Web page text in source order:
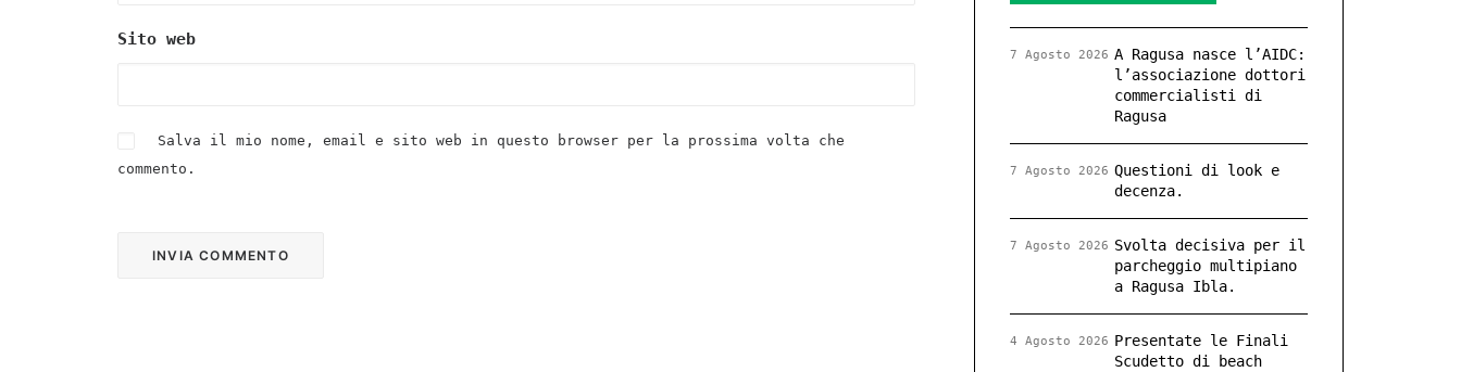
Sito web
Salva il mio nome, email e sito web in questo browser per la prossima volta che
commento.
A Ragusa nasce l’AIDC:
l’associazione dottori
commercialisti di
Ragusa
7 Agosto 2026
Questioni di look e
decenza.
7 Agosto 2026
Svolta decisiva per il
parcheggio multipiano
a Ragusa Ibla.
7 Agosto 2026
Presentate le Finali
Scudetto di beach
4 Agosto 2026